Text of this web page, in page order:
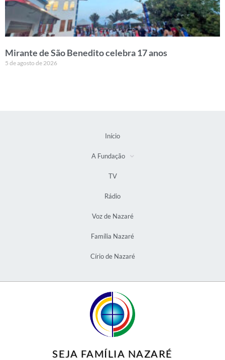
Mirante de São Benedito celebra 17 anos
5 de agosto de 2026
Início
A Fundação
TV
Rádio
Voz de Nazaré
Família Nazaré
Círio de Nazaré
SEJA FAMÍLIA NAZARÉ